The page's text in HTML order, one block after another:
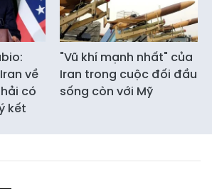
về
có
kết
"Vũ khí mạnh nhất" của
Iran trong cuộc đối đầu
sống còn với Mỹ